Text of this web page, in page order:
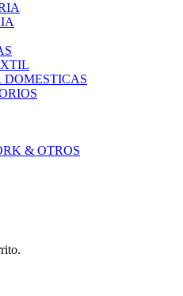
DOMESTICAS
& OTROS